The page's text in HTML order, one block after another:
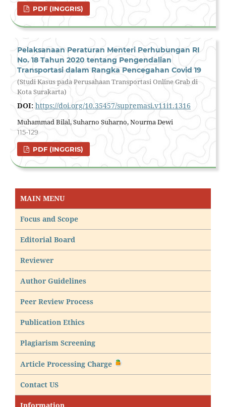
PDF (INGGRIS)
Pelaksanaan Peraturan Menteri Perhubungan RI
No. 18 Tahun 2020 tentang Pengendalian
Transportasi dalam Rangka Pencegahan Covid 19
(Studi Kasus pada Perusahaan Transportasi Online Grab di
Kota Surakarta)
DOI: https://doi.org/10.35457/supremasi.v11i1.1316
Muhammad Bilal, Suharno Suharno, Nourma Dewi
115-129
PDF (INGGRIS)
MAIN MENU
Focus and Scope
Editorial Board
Reviewer
Author Guidelines
Peer Review Process
Publication Ethics
Plagiarism Screening
Article Processing Charge
Contact US